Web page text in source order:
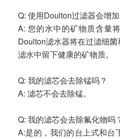
Q: 使用Doulton过滤器会增
A: 您的水中的矿物质含量
Doulton滤水器将在过滤细
滤水中留下健康的矿物质。
Q: 我的滤芯会去除锰吗？
A: 滤芯不会去除锰。
Q: 我的滤芯会去除氟化物吗
A:是的，我们的台上式和台